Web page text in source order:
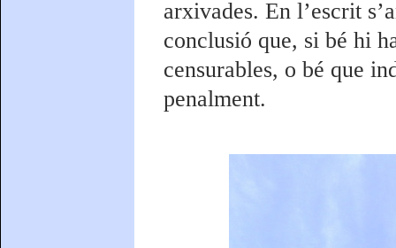
arxivades. En l’escrit
conclusió que, si bé hi
censurables, o bé que
penalment.